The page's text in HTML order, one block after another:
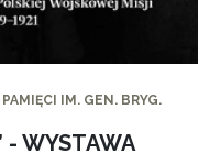
IM. GEN. BRYG.
- WYSTAWA